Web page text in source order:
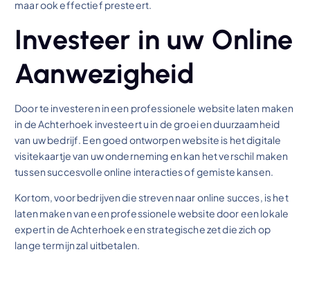
maar ook effectief presteert.
Investeer in uw Online
Aanwezigheid
Door te investeren in een professionele website laten maken
in de Achterhoek investeert u in de groei en duurzaamheid
van uw bedrijf. Een goed ontworpen website is het digitale
visitekaartje van uw onderneming en kan het verschil maken
tussen succesvolle online interacties of gemiste kansen.
Kortom, voor bedrijven die streven naar online succes, is het
laten maken van een professionele website door een lokale
expert in de Achterhoek een strategische zet die zich op
lange termijn zal uitbetalen.